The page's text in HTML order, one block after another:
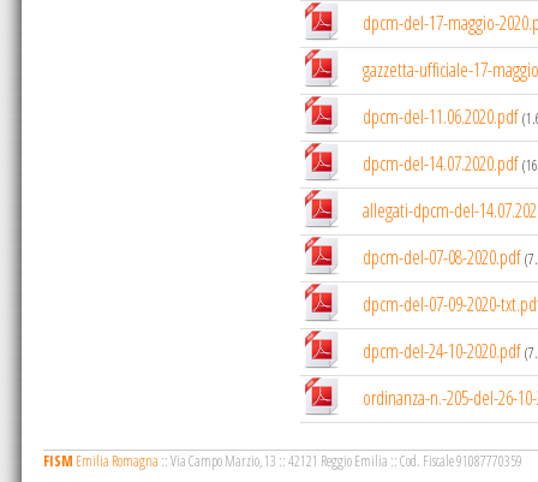
dpcm-del-17-maggio-
gazzetta-ufficiale-17-
dpcm-del-11.06.2020.pdf
dpcm-del-14.07.2020.pdf
allegati-dpcm-del-
dpcm-del-07-08-2020.pdf
dpcm-del-07-09-2020-
dpcm-del-24-10-2020.pdf
ordinanza-n.-205-del-26-
FISM Emilia Romagna ::Via Campo Marzio, 13 ::42121 Reggio Emilia ::Cod. Fiscale 91087770359